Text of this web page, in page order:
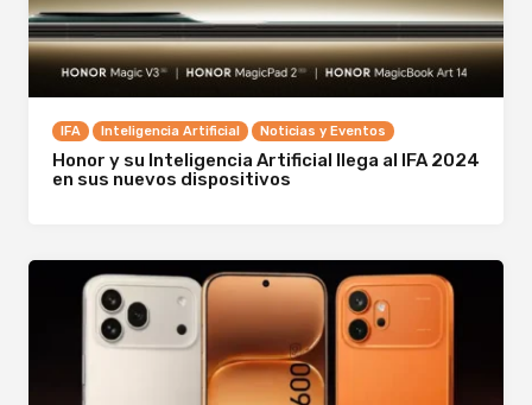
IFA Inteligencia Artificial Noticias y Eventos
Honor y su Inteligencia Artificial llega al IFA 2024
en sus nuevos dispositivos